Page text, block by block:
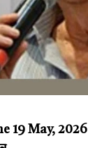
19 May, 2026